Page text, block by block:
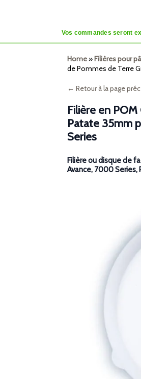
Vos commandes seront
Home»Filières pour
de Pommes de Terre
← Retour à la page
Filière en
Patate 35mm
Series
Filière ou disque de
Avance, 7000 Series,